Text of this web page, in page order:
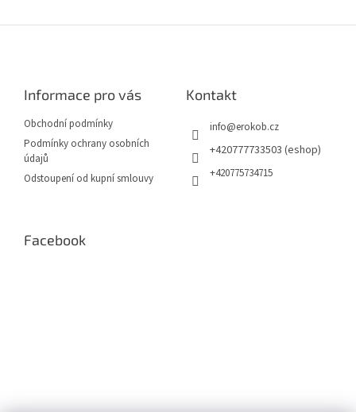
l
Informace pro vás
Obchodní podmínky
Podmínky ochrany osobních
údajů
Odstoupení od kupní smlouvy
Kontakt
info@erokob.cz
+420777733503 (eshop)
+420775734715
Facebook